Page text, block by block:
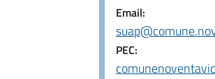
Email:
PEC: